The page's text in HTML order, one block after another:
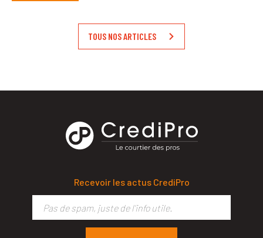
TOUS NOS ARTICLES
Recevoir les actus CrediPro